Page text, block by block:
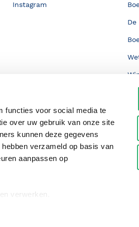
functies voor social media te
over uw gebruik van onze site
kunnen deze gegevens
verzameld op basis van
aanpassen op
verwerken.
Instagram
De